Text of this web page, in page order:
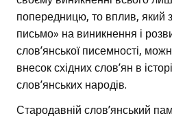
попередницю, то вплив, який
письмо» на виникнення і
слов’янської писемності,
внесок східних слов’ян в
слов’янських народів.
Стародавній слов’янський